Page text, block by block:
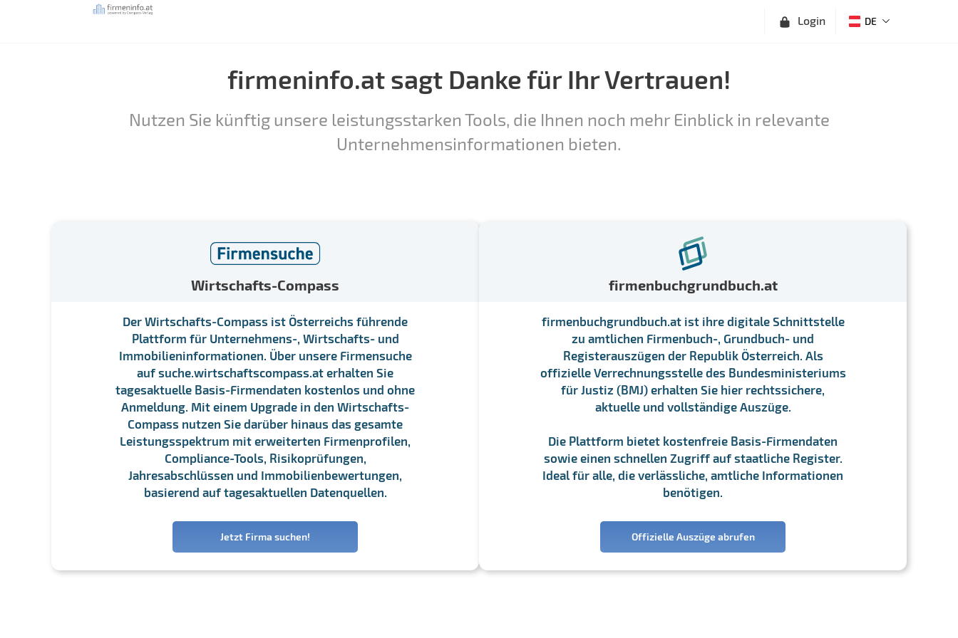
Login DE
firmeninfo.at sagt Danke für Ihr Vertrauen!
Nutzen Sie künftig unsere leistungsstarken Tools, die Ihnen noch mehr Einblick in relevante
Unternehmensinformationen bieten.
Wirtschafts-Compass
Der Wirtschafts-Compass ist Österreichs führende
Plattform für Unternehmens-, Wirtschafts- und
Immobilieninformationen. Über unsere Firmensuche
auf suche.wirtschaftscompass.at erhalten Sie
tagesaktuelle Basis-Firmendaten kostenlos und ohne
Anmeldung. Mit einem Upgrade in den Wirtschafts-
Compass nutzen Sie darüber hinaus das gesamte
Leistungsspektrum mit erweiterten Firmenprofilen,
Compliance-Tools, Risikoprüfungen,
Jahresabschlüssen und Immobilienbewertungen,
basierend auf tagesaktuellen Datenquellen.
Jetzt Firma suchen!
firmenbuchgrundbuch.at
firmenbuchgrundbuch.at ist ihre digitale Schnittstelle
zu amtlichen Firmenbuch-, Grundbuch- und
Registerauszügen der Republik Österreich. Als
offizielle Verrechnungsstelle des Bundesministeriums
für Justiz (BMJ) erhalten Sie hier rechtssichere,
aktuelle und vollständige Auszüge.
Die Plattform bietet kostenfreie Basis-Firmendaten
sowie einen schnellen Zugriff auf staatliche Register.
Ideal für alle, die verlässliche, amtliche Informationen
benötigen.
Offizielle Auszüge abrufen